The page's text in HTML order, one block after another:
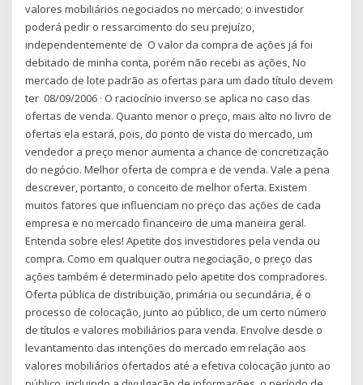
valores mobiliários negociados no mercado; o investidor
poderá pedir o ressarcimento do seu prejuízo,
independentemente de O valor da compra de ações já foi
debitado de minha conta, porém não recebi as ações, No
mercado de lote padrão as ofertas para um dado título devem
ter 08/09/2006 · O raciocínio inverso se aplica no caso das
ofertas de venda. Quanto menor o preço, mais alto no livro de
ofertas ela estará, pois, do ponto de vista do mercado, um
vendedor a preço menor aumenta a chance de concretização
do negócio. Melhor oferta de compra e de venda. Vale a pena
descrever, portanto, o conceito de melhor oferta. Existem
muitos fatores que influenciam no preço das ações de cada
empresa e no mercado financeiro de uma maneira geral.
Entenda sobre eles! Apetite dos investidores pela venda ou
compra. Como em qualquer outra negociação, o preço das
ações também é determinado pelo apetite dos compradores.
Oferta pública de distribuição, primária ou secundária, é o
processo de colocação, junto ao público, de um certo número
de títulos e valores mobiliários para venda. Envolve desde o
levantamento das intenções do mercado em relação aos
valores mobiliários ofertados até a efetiva colocação junto ao